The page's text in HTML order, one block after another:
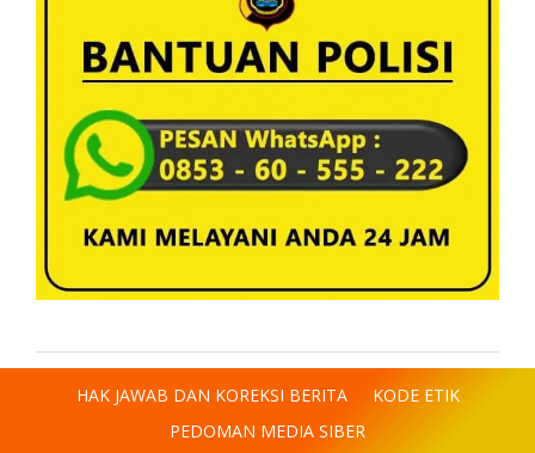
HAK JAWAB DAN KOREKSI BERITA
KODE ETIK
PEDOMAN MEDIA SIBER